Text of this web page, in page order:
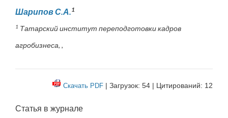
Шарипов С.А.1
1 Татарский институт переподготовки кадров
агробизнеса, ,
Скачать PDF | Загрузок: 54 | Цитирований: 12
Статья в журнале